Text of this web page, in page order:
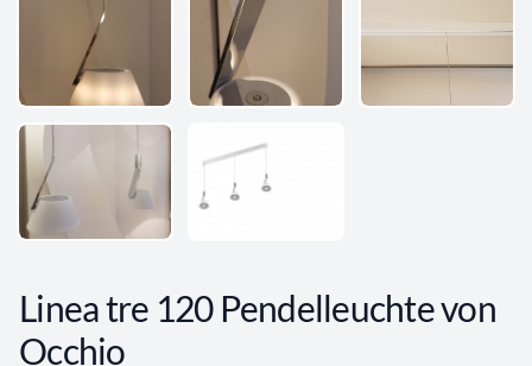
Linea tre 120 Pendelleuchte von
Occhio